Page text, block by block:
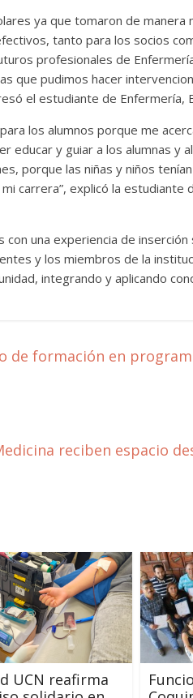
ya que tomaron de manera
tanto para los socios
profesionales de
que pudimos hacer
el estudiante de Enfermería,
los alumnos porque me
y guiar a los alumnas y
porque las niñas y niños
carrera”, explicó la estudiante
una experiencia de inserción
y los miembros de la
integrando y aplicando
de formación en
reciben espacio
UCN reafirma